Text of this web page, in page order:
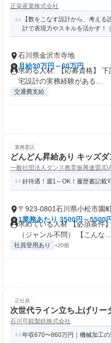
正栄産業株式会社
【数をこなす設計から、考え
計で表現力やスキルを活かす！
石川県金沢市寺地
月給30万円～60万円
求める人材: 【応募資格】
宅設計の実務経験がある...
交通費支給
業務委託
どんどん昇給あり キッズ
一般社団法人ダンス教育振興連盟
好待遇！週1～OK！履歴書記載
〒923-0801石川県小松市園
1業務あたり 3500円～5500
分）
求めている人材 【必須条件
（ジャンル不問） 【こんな...
社員登用あり +20個
正社員
次世代ライン立ち上げリー
石川可鍛製鉄株式会社
年収670〜860万円｜機械加工の